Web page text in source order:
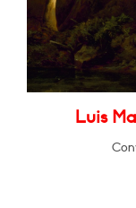
Luis